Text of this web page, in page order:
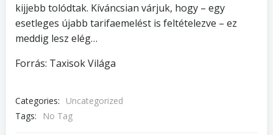
kijjebb tolódtak. Kíváncsian várjuk, hogy – egy
esetleges újabb tarifaemelést is feltételezve – ez
meddig lesz elég…
Forrás: Taxisok Világa
Categories:
Uncategorized
Tags:
No Tag